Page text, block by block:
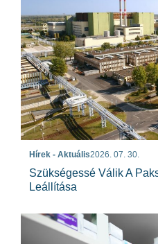
Hírek - Aktuális2026. 07. 30.
Szükségessé Válik A
Leállítása